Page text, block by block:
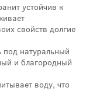
устойчив к
свойств долгие
под натуральный
и благородный
воду, что